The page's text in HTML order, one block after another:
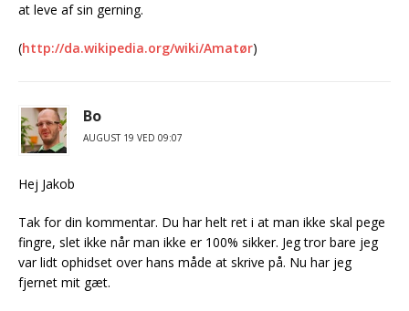
at leve af sin gerning.
(http://da.wikipedia.org/wiki/Amatør)
Bo
AUGUST 19 VED 09:07
Hej Jakob
Tak for din kommentar. Du har helt ret i at man ikke skal pege
fingre, slet ikke når man ikke er 100% sikker. Jeg tror bare jeg
var lidt ophidset over hans måde at skrive på. Nu har jeg
fjernet mit gæt.